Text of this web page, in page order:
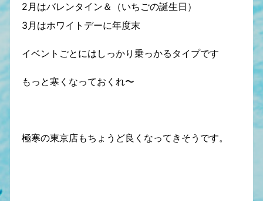
2月はバレンタイン＆（いちごの誕生日）
3月はホワイトデーに年度末
イベントごとにはしっかり乗っかるタイプです
もっと寒くなっておくれ〜
極寒の東京店もちょうど良くなってきそうです。